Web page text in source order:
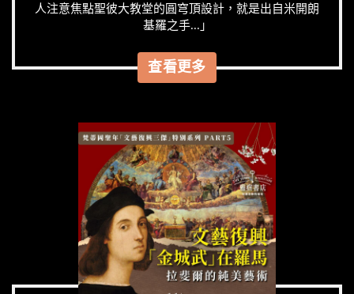
人注意焦點聖彼大教堂的圓穹頂設計，就是出自米開朗
基羅之手...」
查看更多